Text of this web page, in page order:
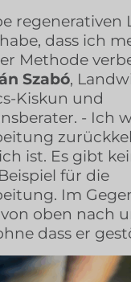
regenerativen
dass ich
Methode
Szabó,
Kiskun und
- Ich
ist. Es gibt
für die
Im
oben nach
dass er